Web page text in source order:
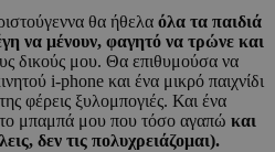
θα ήθελα όλα τα παιδιά
να μένουν, φαγητό να τρώνε και
δικούς μου. Θα επιθυμούσα να
i-phone και ένα μικρό παιχνίδι
φέρεις ξυλομπογιές. Και ένα
μπαμπά μου που τόσο αγαπώ και
δεν τις πολυχρειάζομαι).